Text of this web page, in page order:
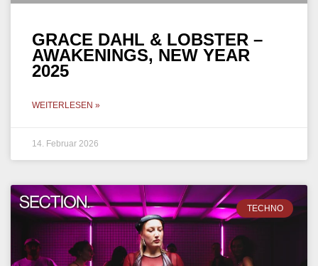
GRACE DAHL & LOBSTER –
AWAKENINGS, NEW YEAR
2025
WEITERLESEN »
14. Februar 2026
TECHNO